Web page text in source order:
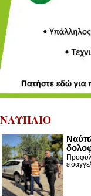
ΝΑΥΠΛΙΟ